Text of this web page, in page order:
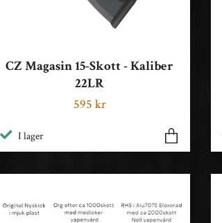
CZ Magasin 15-Skott - Kaliber
22LR
595 kr
I lager